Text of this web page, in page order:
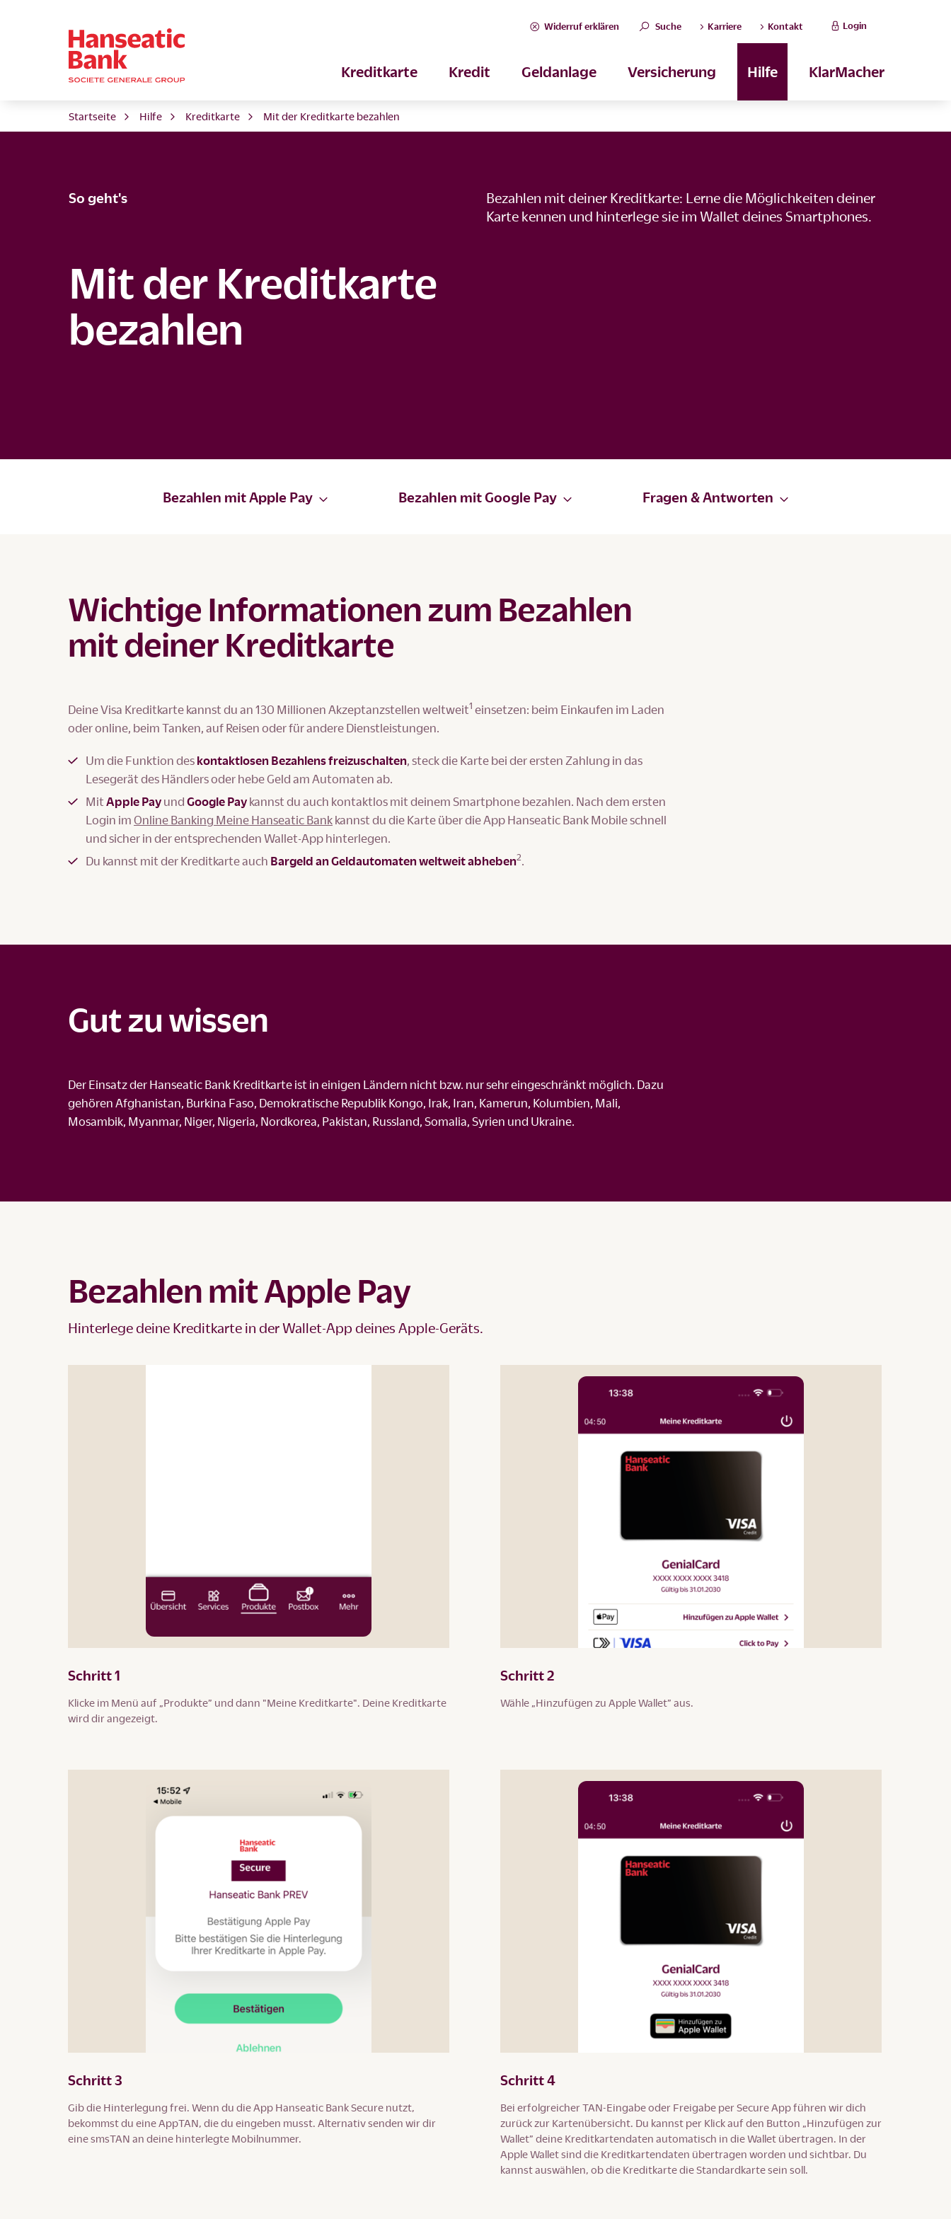
Widerruf erklären Suche Karriere Kontakt Login
Kreditkarte Kredit Geldanlage Versicherung Hilfe KlarMacher
Startseite Hilfe Kreditkarte Mit der Kreditkarte bezahlen
So geht's
Mit der Kreditkarte
bezahlen
Bezahlen mit deiner Kreditkarte: Lerne die Möglichkeiten deiner
Karte kennen und hinterlege sie im Wallet deines Smartphones.
Bezahlen mit Apple Pay Bezahlen mit Google Pay Fragen & Antworten
Wichtige Informationen zum Bezahlen
mit deiner Kreditkarte
Deine Visa Kreditkarte kannst du an 130 Millionen Akzeptanzstellen weltweit1 einsetzen: beim Einkaufen im Laden
oder online, beim Tanken, auf Reisen oder für andere Dienstleistungen.
Um die Funktion des kontaktlosen Bezahlens freizuschalten, steck die Karte bei der ersten Zahlung in das
Lesegerät des Händlers oder hebe Geld am Automaten ab.
Mit Apple Pay und Google Pay kannst du auch kontaktlos mit deinem Smartphone bezahlen. Nach dem ersten
Login im Online Banking Meine Hanseatic Bank kannst du die Karte über die App Hanseatic Bank Mobile schnell
und sicher in der entsprechenden Wallet-App hinterlegen.
Du kannst mit der Kreditkarte auch Bargeld an Geldautomaten weltweit abheben2.
Gut zu wissen
Der Einsatz der Hanseatic Bank Kreditkarte ist in einigen Ländern nicht bzw. nur sehr eingeschränkt möglich. Dazu
gehören Afghanistan, Burkina Faso, Demokratische Republik Kongo, Irak, Iran, Kamerun, Kolumbien, Mali,
Mosambik, Myanmar, Niger, Nigeria, Nordkorea, Pakistan, Russland, Somalia, Syrien und Ukraine.
Bezahlen mit Apple Pay
Hinterlege deine Kreditkarte in der Wallet-App deines Apple-Geräts.
Schritt 1
Klicke im Menü auf „Produkte” und dann "Meine Kreditkarte". Deine Kreditkarte
wird dir angezeigt.
Schritt 2
Wähle „Hinzufügen zu Apple Wallet” aus.
Schritt 3
Gib die Hinterlegung frei. Wenn du die App Hanseatic Bank Secure nutzt,
bekommst du eine AppTAN, die du eingeben musst. Alternativ senden wir dir
eine smsTAN an deine hinterlegte Mobilnummer.
Schritt 4
Bei erfolgreicher TAN-Eingabe oder Freigabe per Secure App führen wir dich
zurück zur Kartenübersicht. Du kannst per Klick auf den Button „Hinzufügen zur
Wallet” deine Kreditkartendaten automatisch in die Wallet übertragen. In der
Apple Wallet sind die Kreditkartendaten übertragen worden und sichtbar. Du
kannst auswählen, ob die Kreditkarte die Standardkarte sein soll.